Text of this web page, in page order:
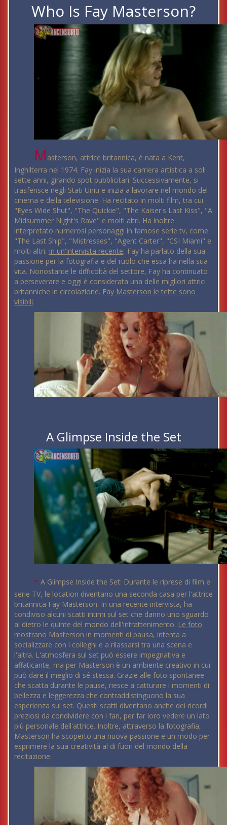
Who Is Fay Masterson?
M asterson, attrice britannica, è nata a Kent,
Inghilterra nel 1974. Fay inizia la sua carriera artistica a soli
sette anni, girando spot pubblicitari. Successivamente, si
trasferisce negli Stati Uniti e inizia a lavorare nel mondo del
cinema e della televisione. Ha recitato in molti film, tra cui
"Eyes Wide Shut", "The Quickie", "The Kaiser's Last Kiss", "A
Midsummer Night's Rave" e molti altri. Ha inoltre
interpretato numerosi personaggi in famose serie tv, come
"The Last Ship", "Mistresses", "Agent Carter", "CSI Miami" e
molti altri. In un'intervista recente, Fay ha parlato della sua
passione per la fotografia e del ruolo che essa ha nella sua
vita. Nonostante le difficoltà del settore, Fay ha continuato
a perseverare e oggi è considerata una delle migliori attrici
britanniche in circolazione. Fay Masterson le tette sono
visibili.
A Glimpse Inside the Set
- A Glimpse Inside the Set: Durante le riprese di film e
serie TV, le location diventano una seconda casa per l'attrice
britannica Fay Masterson. In una recente intervista, ha
condiviso alcuni scatti intimi sul set che danno uno sguardo
al dietro le quinte del mondo dell'intrattenimento. Le foto
mostrano Masterson in momenti di pausa, intenta a
socializzare con i colleghi e a rilassarsi tra una scena e
l'altra. L'atmosfera sul set può essere impegnativa e
affaticante, ma per Masterson è un ambiente creativo in cui
può dare il meglio di sé stessa. Grazie alle foto spontanee
che scatta durante le pause, riesce a catturare i momenti di
bellezza e leggerezza che contraddistinguono la sua
esperienza sul set. Questi scatti diventano anche dei ricordi
preziosi da condividere con i fan, per far loro vedere un lato
più personale dell'attrice. Inoltre, attraverso la fotografia,
Masterson ha scoperto una nuova passione e un modo per
esprimere la sua creatività al di fuori del mondo della
recitazione.